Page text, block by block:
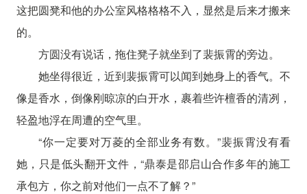
这把圆凳和他的办公室风格格格不入，显然是后来才搬来
的。
方圆没有说话，拖住凳子就坐到了裴振霄的旁边。
她坐得很近，近到裴振霄可以闻到她身上的香气。不
像是香水，倒像刚晾凉的白开水，裹着些许檀香的清冽，
轻盈地浮在周遭的空气里。
“你一定要对万菱的全部业务有数。”裴振霄没有看
她，只是低头翻开文件，“鼎泰是邵启山合作多年的施工
承包方，你之前对他们一点不了解？”